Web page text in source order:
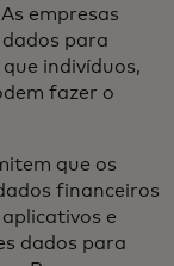
As empresas
para
indivíduos,
fazer o
que os
financeiros
e
dados para